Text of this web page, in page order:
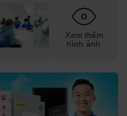
Xem thêm
hình ảnh